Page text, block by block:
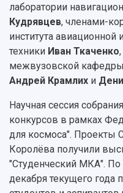
лаборатории
Кудрявцев, членами-
института авиационной
техники Иван Ткаченко
межвузовской
Андрей Крамлих и
Научная сессия
конкурсов в рамках
для космоса". Проекты
Королёва получили
"Студенческий МКА". По
декабря текущего года